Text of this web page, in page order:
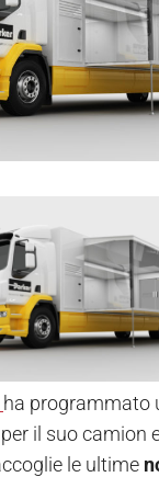
ha programmato
il suo camion
le ultime